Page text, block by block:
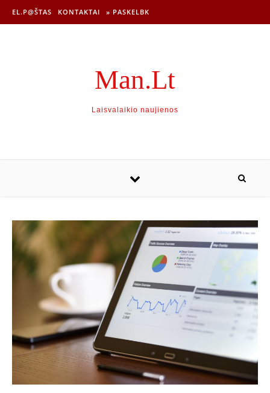
EL.P@ŠTAS KONTAKTAI » PASKELBK
Man.Lt
Laisvalaikio naujienos